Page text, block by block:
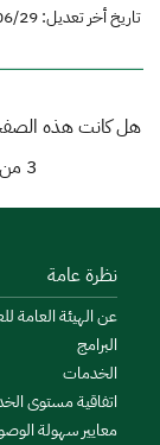
تاريخ أخر تعديل: 2026/06/29 9:24 ص
هل كانت هذه
3
نظرة عامة
عن الهيئة العامة
البرامج
الخدمات
اتفاقية مستوى
معايير سهولة